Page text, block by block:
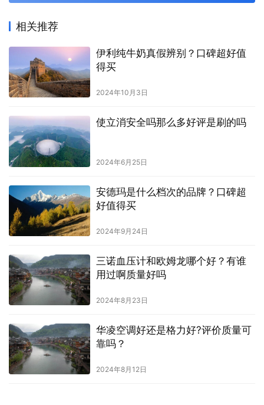
相关推荐
伊利纯牛奶真假辨别？口碑超好值
得买
2024年10月3日
使立消安全吗那么多好评是刷的吗
2024年6月25日
安德玛是什么档次的品牌？口碑超
好值得买
2024年9月24日
三诺血压计和欧姆龙哪个好？有谁
用过啊质量好吗
2024年8月23日
华凌空调好还是格力好?评价质量可
靠吗？
2024年8月12日